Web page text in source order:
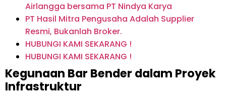
Airlangga bersama PT Nindya Karya
PT Hasil Mitra Pengusaha Adalah Supplier
Resmi, Bukanlah Broker.
HUBUNGI KAMI SEKARANG !
HUBUNGI KAMI SEKARANG !
Kegunaan Bar Bender dalam Proyek
Infrastruktur